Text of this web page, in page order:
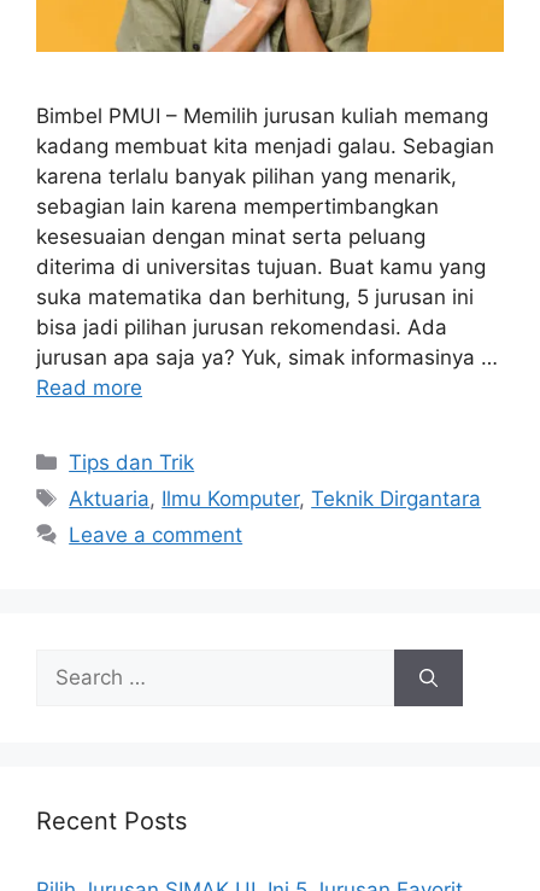
Bimbel PMUI – Memilih jurusan kuliah memang
kadang membuat kita menjadi galau. Sebagian
karena terlalu banyak pilihan yang menarik,
sebagian lain karena mempertimbangkan
kesesuaian dengan minat serta peluang
diterima di universitas tujuan. Buat kamu yang
suka matematika dan berhitung, 5 jurusan ini
bisa jadi pilihan jurusan rekomendasi. Ada
jurusan apa saja ya? Yuk, simak informasinya …
Read more
Tips dan Trik
Aktuaria, Ilmu Komputer,Teknik Dirgantara
Leave a comment
Recent Posts